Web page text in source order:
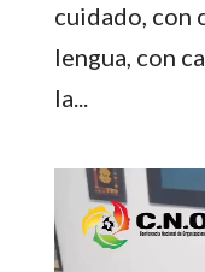
cuidado, con
lengua, con
la...
Reproductor
de